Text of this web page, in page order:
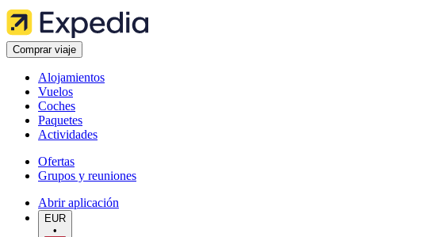
Comprar viaje
Alojamientos
Vuelos
Coches
Paquetes
Actividades
Ofertas
Grupos y reuniones
Abrir aplicación
EUR
•